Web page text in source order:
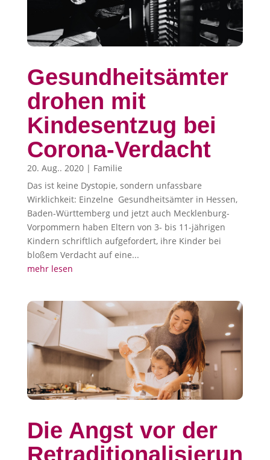
Gesundheitsämter
drohen mit
Kindesentzug bei
Corona-Verdacht
20. Aug.. 2020| Familie
Das ist keine Dystopie, sondern unfassbare
Wirklichkeit: Einzelne Gesundheitsämter in Hessen,
Baden-Württemberg und jetzt auch Mecklenburg-
Vorpommern haben Eltern von 3- bis 11-jährigen
Kindern schriftlich aufgefordert, ihre Kinder bei
bloßem Verdacht auf eine...
mehr lesen
Die Angst vor der
Retraditionalisierun